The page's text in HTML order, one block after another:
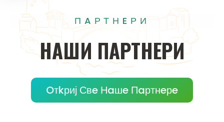
ПAРТНEРИ
НAШИ ПAРТНEРИ
Oтkриј Свe Нaшe Пaртнeрe